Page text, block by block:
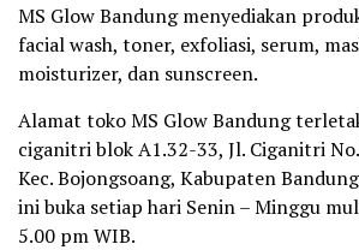
MS Glow Bandung menyediakan
facial wash, toner, exfoliasi, serum,
moisturizer, dan sunscreen.
Alamat toko MS Glow Bandung
ciganitri blok A1.32-33, Jl. Ciganitri
Kec. Bojongsoang, Kabupaten
ini buka setiap hari Senin – Minggu
5.00 pm WIB.